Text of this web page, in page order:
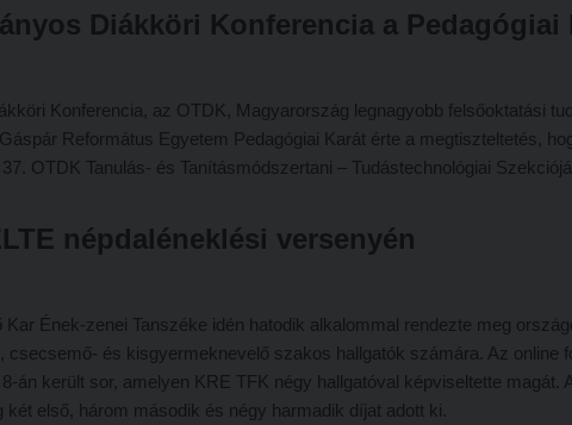
Diákköri Konferencia a Pedagógiai
Konferencia, az OTDK, Magyarország legnagyobb felsőoktatási
Református Egyetem Pedagógiai Karát érte a megtiszteltetés,
OTDK Tanulás- és Tanításmódszertani – Tudástechnológiai
népdaléneklési versenyén
Ének-zenei Tanszéke idén hatodik alkalommal rendezte meg
csecsemő- és kisgyermeknevelő szakos hallgatók számára. Az online
án került sor, amelyen KRE TFK négy hallgatóval képviseltette magát.
első, három második és négy harmadik díjat adott ki.